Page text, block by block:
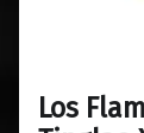
Los
09/12/2019
0
Maravillas